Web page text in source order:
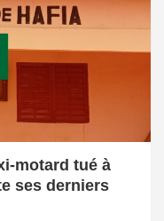
motard tué à
ses derniers